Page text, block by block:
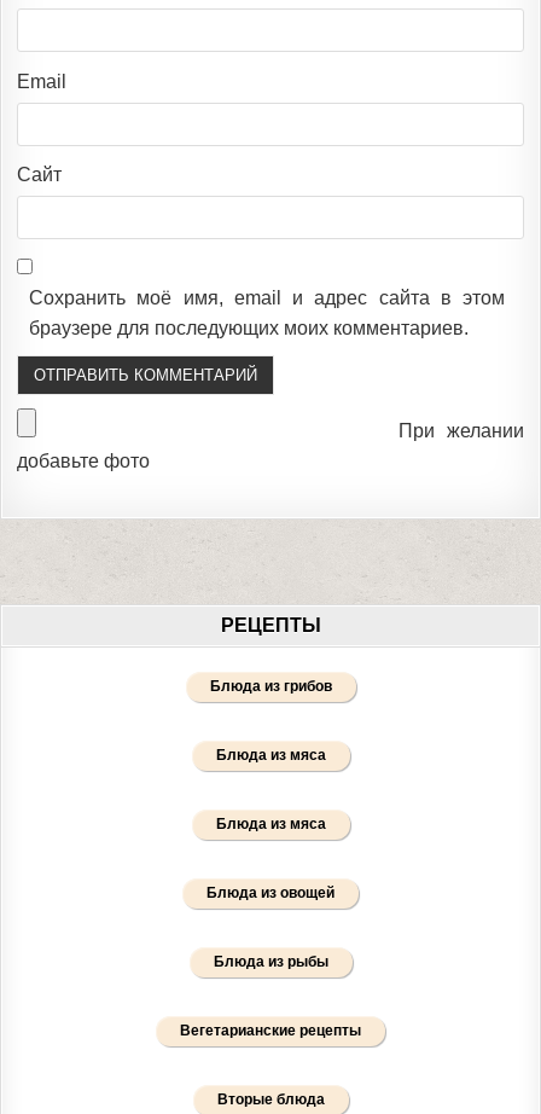
Email
Сайт
Сохранить моё имя, email и адрес сайта в этом
браузере для последующих моих комментариев.
При желании
добавьте фото
РЕЦЕПТЫ
Блюда из грибов
Блюда из мяса
Блюда из мяса
Блюда из овощей
Блюда из рыбы
Вегетарианские рецепты
Вторые блюда